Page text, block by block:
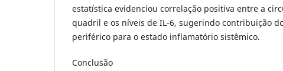
estatística evidenciou correlação positiva entre a
quadril e os níveis de IL-6, sugerindo contribuição
periférico para o estado inflamatório sistêmico.
Conclusão